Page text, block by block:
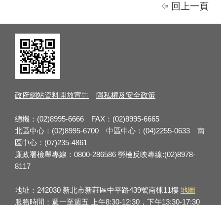
回上一頁
政府網站資料開放宣告 隱私權及安全政策
總機：(02)8995-6666 FAX：(02)8995-6665
北區中心：(02)8995-6700 中區中心：(04)2255-0633 南
區中心：(07)235-4861
廉政署檢舉專線：0800-286586 勞檢反映專線:(02)8978-
8117
地址：242030 新北市新莊區中平路439號南棟11樓 地圖
服務時間：週一至週五 上午8:30-12:30，下午13:30-17:30